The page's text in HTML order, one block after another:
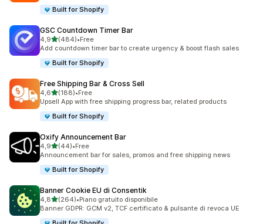
Built for Shopify
GSC Countdown Timer Bar
4,9stelle su 5
(484)
484 recensioni totali
•Free
Add countdown timer bar to create urgency & boost flash sales
Built for Shopify
Free Shipping Bar & Cross Sell
4,6stelle su 5
(188)
188 recensioni totali
•Free
Upsell App with free shipping progress bar, related products
Built for Shopify
Oxify Announcement Bar
4,9stelle su 5
(44)
44 recensioni totali
•Free
Announcement bar for sales, promos and free shipping news
Built for Shopify
Banner Cookie EU di Consentik
4,8stelle su 5
(264)
264 recensioni totali
•Piano gratuito disponibile
Banner GDPR: GCM v2, TCF certificato & pulsante di revoca UE